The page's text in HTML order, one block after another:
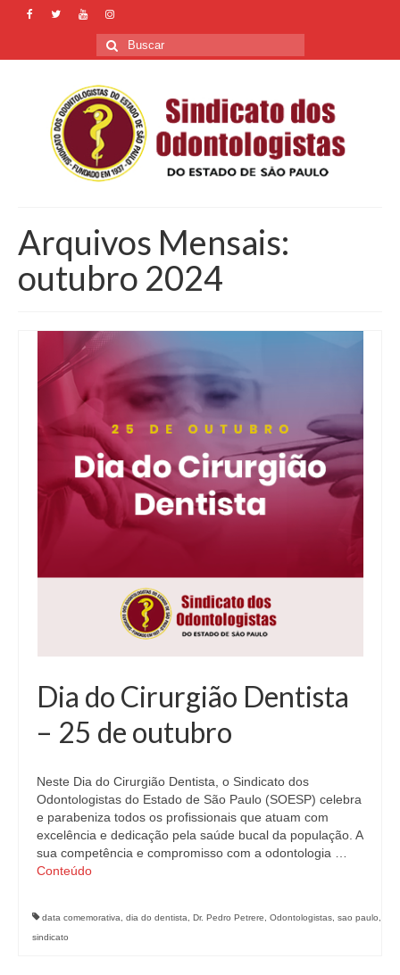
Buscar
por:
Arquivos Mensais:
outubro 2024
Dia do Cirurgião Dentista
– 25 de outubro
Neste Dia do Cirurgião Dentista, o Sindicato dos
Odontologistas do Estado de São Paulo (SOESP) celebra
e parabeniza todos os profissionais que atuam com
excelência e dedicação pela saúde bucal da população. A
sua competência e compromisso com a odontologia …
Conteúdo
data comemorativa dia do dentista Dr. Pedro Petrere Odontologistas sao paulo
sindicato